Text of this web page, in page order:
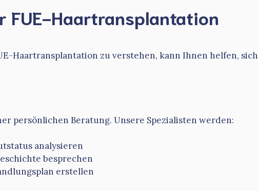
FUE-Haartransplantation
Haartransplantation zu verstehen, kann Ihnen helfen, sich
persönlichen Beratung. Unsere Spezialisten werden:
analysieren
besprechen
erstellen